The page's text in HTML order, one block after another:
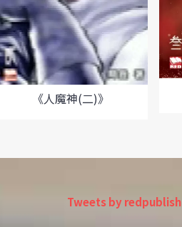
《人魔神(二)》
Tweets by redpublish